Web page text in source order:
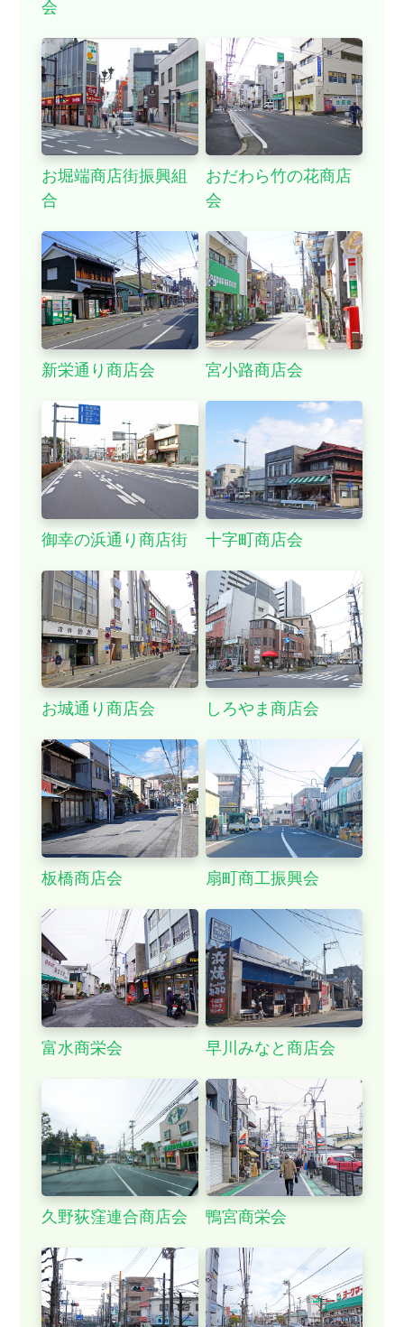
お買い物
趣味・娯楽
会
お堀端商店街振興組
合
おだわら竹の花商店
会
新栄通り商店会 宮小路商店会
御幸の浜通り商店街 十字町商店会
お城通り商店会 しろやま商店会
板橋商店会 扇町商工振興会
富水商栄会 早川みなと商店会
久野荻窪連合商店会 鴨宮商栄会